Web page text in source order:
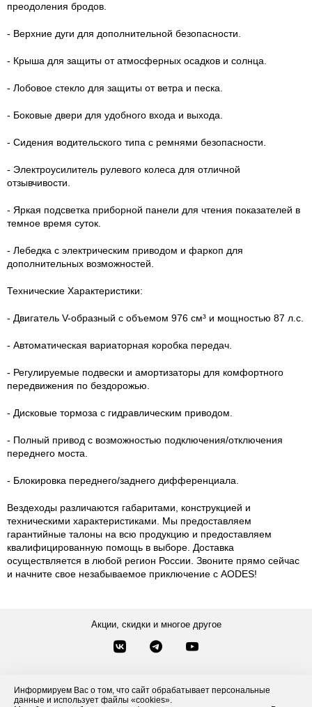
Информируем Вас о том, что сайт обрабатывает персональные
данные и использует файлы «cookies».
преодоления бродов.
- Верхние дуги для дополнительной безопасности.
- Крыша для защиты от атмосферных осадков и солнца.
- Лобовое стекло для защиты от ветра и песка.
- Боковые двери для удобного входа и выхода.
- Сидения водительского типа с ремнями безопасности.
- Электроусилитель рулевого колеса для отличной
отзывчивости.
- Яркая подсветка приборной панели для чтения показателей в
темное время суток.
- Лебедка с электрическим приводом и фаркоп для
дополнительных возможностей.
Технические Характеристики:
- Двигатель V-образный с объемом 976 см³ и мощностью 87 л.с.
- Автоматическая вариаторная коробка передач.
- Регулируемые подвески и амортизаторы для комфортного
передвижения по бездорожью.
- Дисковые тормоза с гидравлическим приводом.
- Полный привод с возможностью подключения/отключения
переднего моста.
- Блокировка переднего/заднего дифференциала.
Вездеходы различаются габаритами, конструкцией и
техническими характеристиками. Мы предоставляем
гарантийные талоны на всю продукцию и предоставляем
квалифицированную помощь в выборе. Доставка
осуществляется в любой регион России. Звоните прямо сейчас
и начните свое незабываемое приключение с AODES!
Акции, скидки и многое другое
Контакты
Посмотреть другие способы связи